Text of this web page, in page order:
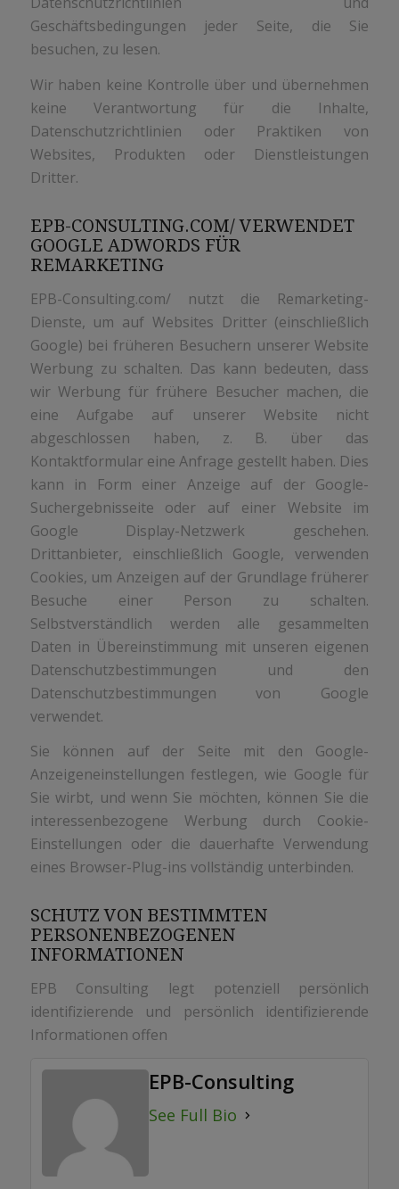
Geschäftsbedingungen jeder Seite, die Sie
besuchen, zu lesen.
Wir haben keine Kontrolle über und übernehmen
keine Verantwortung für die Inhalte,
Datenschutzrichtlinien oder Praktiken von
Websites, Produkten oder Dienstleistungen
Dritter.
EPB-CONSULTING.COM/ VERWENDET
GOOGLE ADWORDS FÜR
REMARKETING
EPB-Consulting.com/ nutzt die Remarketing-
Dienste, um auf Websites Dritter (einschließlich
Google) bei früheren Besuchern unserer Website
Werbung zu schalten. Das kann bedeuten, dass
wir Werbung für frühere Besucher machen, die
eine Aufgabe auf unserer Website nicht
abgeschlossen haben, z. B. über das
Kontaktformular eine Anfrage gestellt haben. Dies
kann in Form einer Anzeige auf der Google-
Suchergebnisseite oder auf einer Website im
Google Display-Netzwerk geschehen.
Drittanbieter, einschließlich Google, verwenden
Cookies, um Anzeigen auf der Grundlage früherer
Besuche einer Person zu schalten.
Selbstverständlich werden alle gesammelten
Daten in Übereinstimmung mit unseren eigenen
Datenschutzbestimmungen und den
Datenschutzbestimmungen von Google
verwendet.
Sie können auf der Seite mit den Google-
Anzeigeneinstellungen festlegen, wie Google für
Sie wirbt, und wenn Sie möchten, können Sie die
interessenbezogene Werbung durch Cookie-
Einstellungen oder die dauerhafte Verwendung
eines Browser-Plug-ins vollständig unterbinden.
SCHUTZ VON BESTIMMTEN
PERSONENBEZOGENEN
INFORMATIONEN
EPB Consulting legt potenziell persönlich
identifizierende und persönlich identifizierende
Informationen offen
EPB-Consulting
See Full Bio